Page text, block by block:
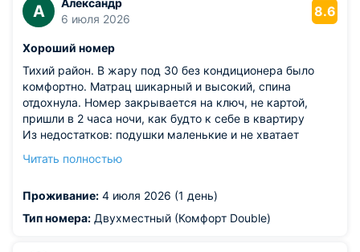
криттчно
А
Александр
6 июля 2026
8.6
Хороший номер
Тихий район. В жару под 30 без кондиционера было
комфортно. Матрац шикарный и высокий, спина
отдохнула. Номер закрывается на ключ, не картой,
пришли в 2 часа ночи, как будто к себе в квартиру
Из недостатков: подушки маленькие и не хватает
трубки по которой можно было бы спустить ее ниже. Не
издалека куда нужно повернуть (искали через яндекс
карты).
Читать полностью
Проживание: 4 июля 2026 (1 день)
Тип номера: Двухместный (Комфорт Double)